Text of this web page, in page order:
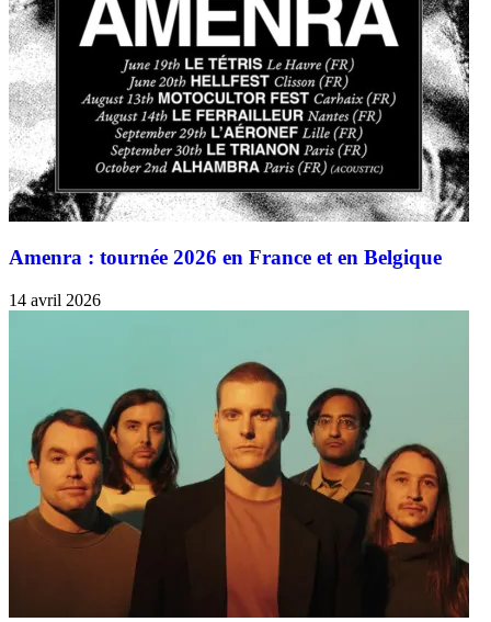
Amenra : tournée 2026 en France et en Belgique
14 avril 2026